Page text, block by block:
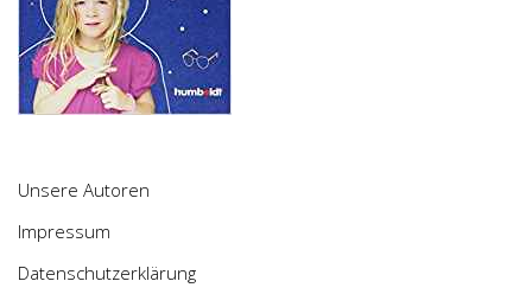
Unsere Autoren
Impressum
Datenschutzerklärung